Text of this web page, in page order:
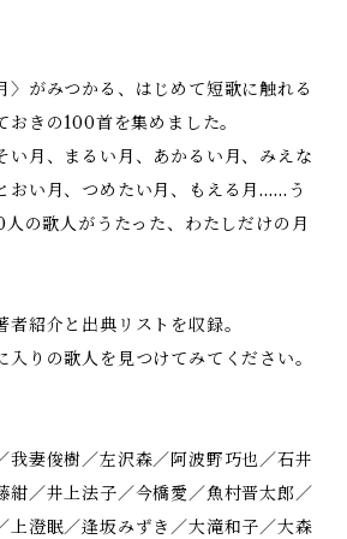
〉がみつかる、はじめて短歌に触れる
おきの100首を集めました。
い月、まるい月、あかるい月、みえな
おい月、つめたい月、もえる月……う
の歌人がうたった、わたしだけの月
紹介と出典リストを収録。
入りの歌人を見つけてみてください。
我妻俊樹／左沢森／阿波野巧也／石井
紺／井上法子／今橋愛／魚村晋太郎／
上澄眠／逢坂みずき／大滝和子／大森